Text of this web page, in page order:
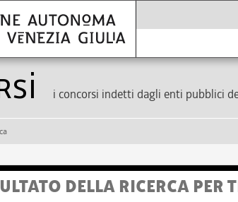
i concorsi indetti dagli enti pubblici
DELLA RICERCA PER